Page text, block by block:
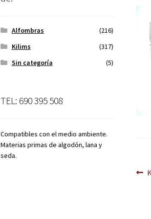
Alfombras
(216)
Kilims
(317)
Sin categoría
(5)
TEL: 690 395 508
Compatibles con el medio ambiente.
Materias primas de algodón, lana y
seda.